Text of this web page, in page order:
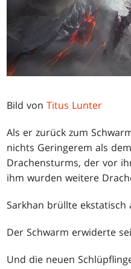
Bild vonTitus Lunter
Als er zurück zum
nichts Geringerem als
Drachensturms, der vor
ihm wurden weitere
Sarkhan brüllte ekstatisch
Der Schwarm erwiderte
Und die neuen